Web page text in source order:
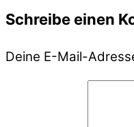
Schreibe einen
Deine E-Mail-